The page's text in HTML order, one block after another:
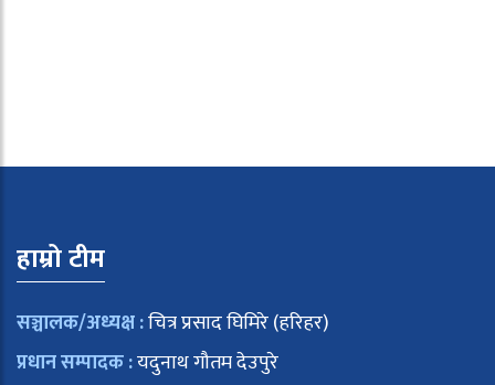
हाम्रो टीम
सञ्चालक/अध्यक्ष :चित्र प्रसाद घिमिरे (हरिहर)
प्रधान सम्पादक :यदुनाथ गौतम देउपुरे